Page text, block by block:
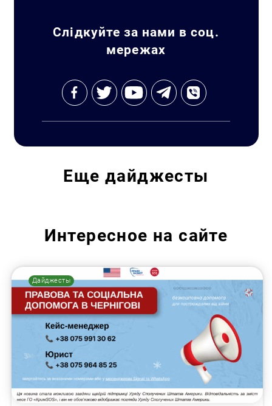
Слідкуйте за нами в соц.
мережах
Еще дайджесты
Интересное на сайте
Дайджесты